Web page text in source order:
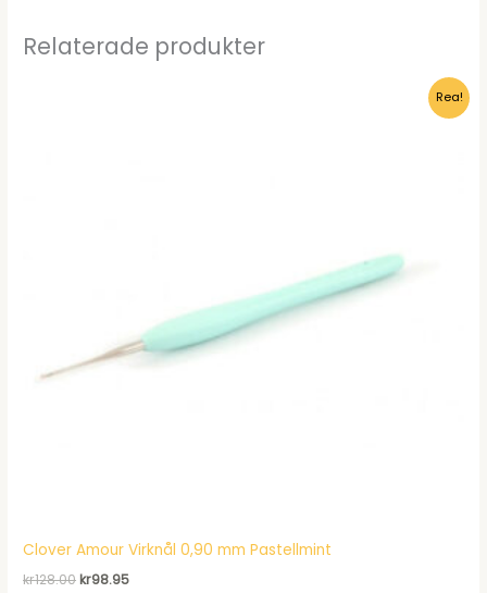
Relaterade produkter
Rea!
Clover Amour Virknål 0,90 mm Pastellmint
kr128.00Det
kr98.95Det